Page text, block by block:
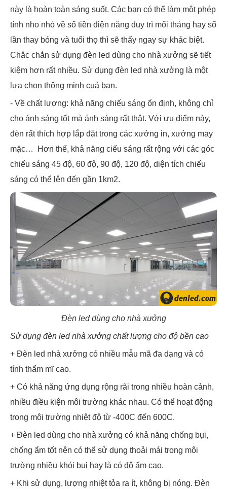
này là hoàn toàn sáng suốt. Các bạn có thể làm một phép
tính nho nhỏ về số tiền điện năng duy trì mối tháng hay số
lần thay bóng và tuổi thọ thì sẽ thấy ngay sự khác biệt.
Chắc chắn sử dụng đèn led dùng cho nhà xưởng sẽ tiết
kiệm hơn rất nhiều. Sử dụng đèn led nhà xưởng là một
lựa chọn thông minh cuả bạn.
- Về chất lượng: khả năng chiếu sáng ổn định, không chỉ
cho ánh sáng tốt mà ánh sáng rất thật. Với ưu điểm này,
đèn rất thích hợp lắp đặt trong các xưởng in, xưởng may
mặc… Hơn thế, khả năng ciếu sáng rất rộng với các góc
chiếu sáng 45 độ, 60 độ, 90 độ, 120 độ, diện tích chiếu
sáng có thể lên đến gần 1km2.
Đèn led dùng cho nhà xưởng
Sử dụng đèn led nhà xưởng chất lượng cho độ bền cao
+ Đèn led nhà xưởng có nhiều mẫu mã đa dạng và có
tính thẩm mĩ cao.
+ Có khả năng ứng dụng rộng rãi trong nhiều hoàn cảnh,
nhiều điều kiện môi trường khác nhau. Có thể hoạt động
trong môi trường nhiệt độ từ -400C đến 600C.
+ Đèn led dùng cho nhà xưởng có khả năng chống bụi,
chống ẩm tốt nên có thể sử dụng thoải mái trong môi
trường nhiều khói bụi hay là có độ ẩm cao.
+ Khi sử dụng, lượng nhiệt tỏa ra ít, không bị nóng. Đèn